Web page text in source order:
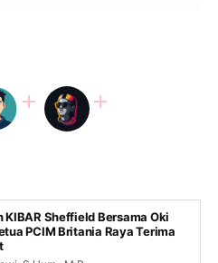
KIBAR Sheffield Bersama Oki
PCIM Britania Raya Terima